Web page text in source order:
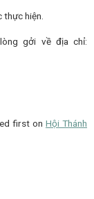
hiện.
gởi về địa chỉ:
first on Hội Thánh